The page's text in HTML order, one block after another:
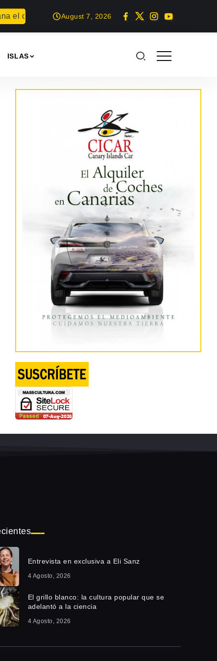
el concurso Carta para una fiestaSummer Geek en
August 7, 2026
ISLAS
Entrevista en exclusiva a Eli Sanz
4 Agosto, 2026
El grillo blanco: la cultura popular que se
adelantó a la ciencia
4 Agosto, 2026